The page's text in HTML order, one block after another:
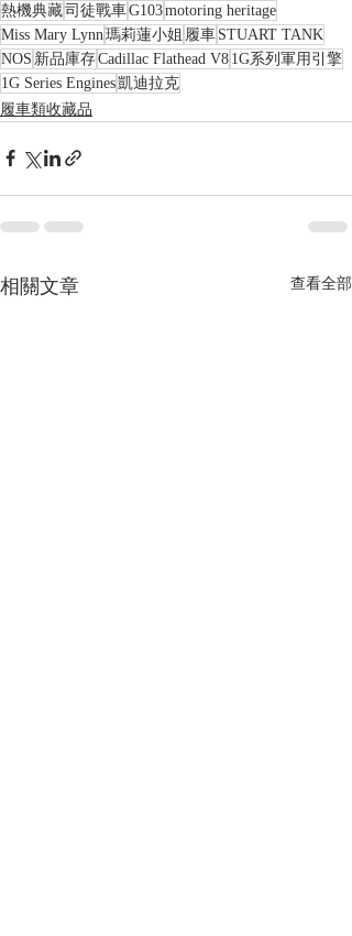
熱機典藏司徒戰車G103motoring heritage
Miss Mary Lynn 瑪莉蓮小姐 履車 STUART TANK
NOS 新品庫存Cadillac Flathead V8 1G系列軍用引擎
1G Series Engines凱迪拉克
履車類收藏品
相關文章 查看全部